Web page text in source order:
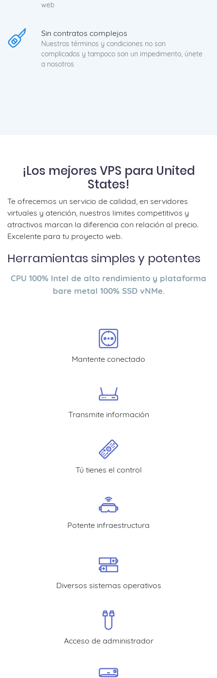
web
Sin contratos complejos
Nuestros términos y condiciones no son
complicados y tampoco son un impedimento, únete
a nosotros
¡Los mejores VPS para United
States!
Te ofrecemos un servicio de calidad, en servidores
virtuales y atención, nuestros limites competitivos y
atractivos marcan la diferencia con relación al precio.
Excelente para tu proyecto web.
Herramientas simples y potentes
CPU 100% Intel de alto rendimiento y plataforma
bare metal 100% SSD vNMe.
Mantente conectado
Transmite información
Tú tienes el control
Potente infraestructura
Diversos sistemas operativos
Acceso de administrador